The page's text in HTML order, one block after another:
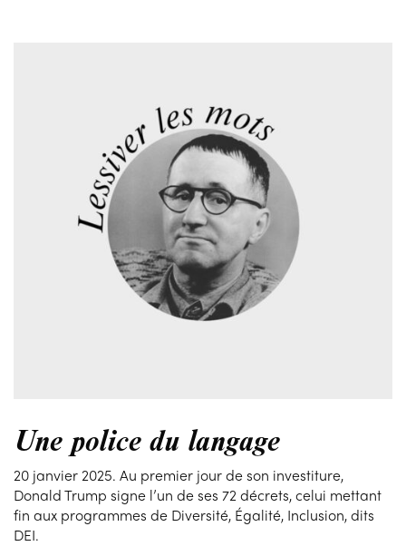
Une police du langage
20 janvier 2025. Au premier jour de son investiture,
Donald Trump signe l’un de ses 72 décrets, celui mettant
fin aux programmes de Diversité, Égalité, Inclusion, dits
DEI.